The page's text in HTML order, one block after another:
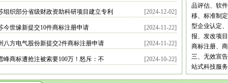
宾 广安 达
南 昆明 曲靖
义 安顺 毕
安康 商洛
庆阳 定西
新疆 乌鲁
组织部分省级财政资助科研项目建立专利 [2024-12-02]
今世缘新提交10件商标注册申请 [2024-11-22]
八方电气股份新提交2件商标注册申请 [2024-11-22]
峰商标遭抢注被索要100万！怒斥：不 [2024-10-22]
品评估、软
移、标准制
型企业认定
报、发改项
商标注册、
三、无效宣
站式科技服务